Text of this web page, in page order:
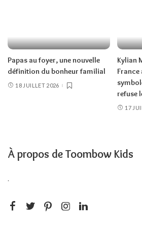
Papas au foyer, une nouvelle
définition du bonheur familial
18 JUILLET 2026
Kylian
France
refuse
17
À propos de Toombow Kids
.